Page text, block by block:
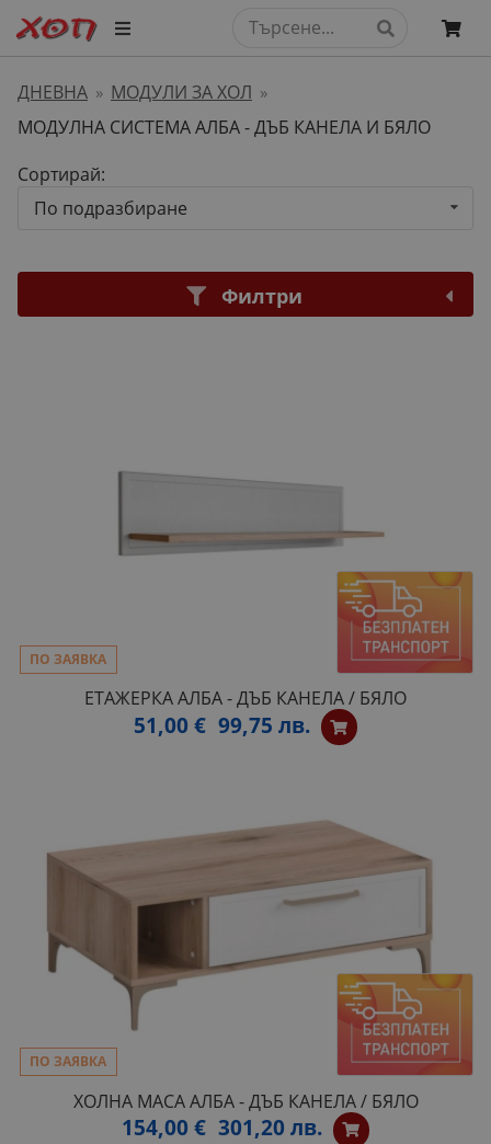
ДНЕВНА » МОДУЛИ ЗА ХОЛ »
МОДУЛНА СИСТЕМА АЛБА - ДЪБ КАНЕЛА И БЯЛО
Сортирай:
По подразбиране
Филтри
ПО ЗАЯВКА
ЕТАЖЕРКА АЛБА - ДЪБ КАНЕЛА / БЯЛО
51,00 € 99,75 лв.
ПО ЗАЯВКА
ХОЛНА МАСА АЛБА - ДЪБ КАНЕЛА / БЯЛО
154,00 € 301,20 лв.